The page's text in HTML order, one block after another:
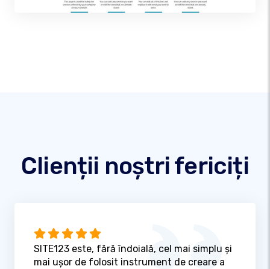
Clienții noștri fericiți
SITE123 este, fără îndoială, cel mai simplu și
mai ușor de folosit instrument de creare a